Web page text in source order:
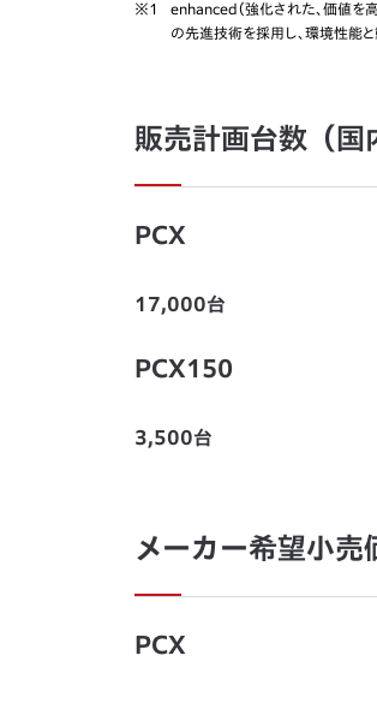
※1
enhanced（強化された、価値を
の先進技術を採用し、環境性能
販売計画台数（国
PCX
17,000台
PCX150
3,500台
メーカー希望小売
PCX